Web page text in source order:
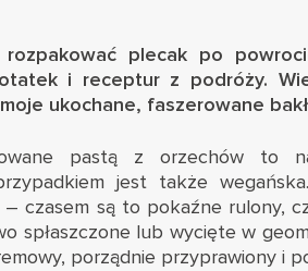
rozpakować plecak po
i receptur z podróży.
ukochane, faszerowane
pastą z orzechów to
jest także
czasem są to pokaźne rulony,
spłaszczone lub wycięte w
porządnie przyprawiony i